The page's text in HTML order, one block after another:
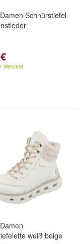
Schnürstiefel
Versand
weiß beige